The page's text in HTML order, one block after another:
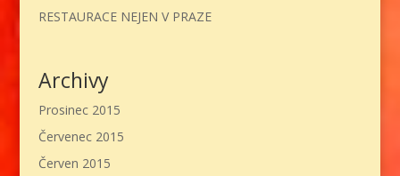
RESTAURACE NEJEN V PRAZE
Archivy
Prosinec 2015
Červenec 2015
Červen 2015